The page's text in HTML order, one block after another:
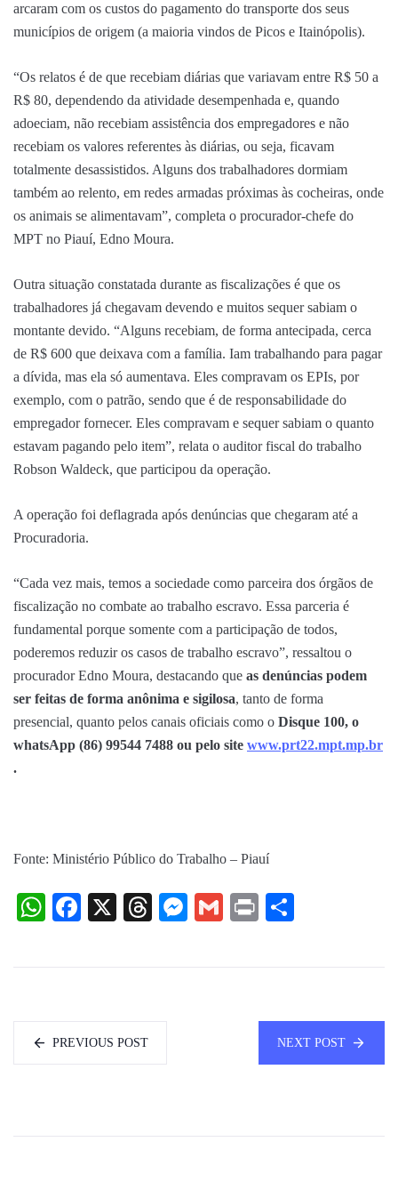
arcaram com os custos do pagamento do transporte dos seus
municípios de origem (a maioria vindos de Picos e Itainópolis).
“Os relatos é de que recebiam diárias que variavam entre R$ 50 a
R$ 80, dependendo da atividade desempenhada e, quando
adoeciam, não recebiam assistência dos empregadores e não
recebiam os valores referentes às diárias, ou seja, ficavam
totalmente desassistidos. Alguns dos trabalhadores dormiam
também ao relento, em redes armadas próximas às cocheiras, onde
os animais se alimentavam”, completa o procurador-chefe do
MPT no Piauí, Edno Moura.
Outra situação constatada durante as fiscalizações é que os
trabalhadores já chegavam devendo e muitos sequer sabiam o
montante devido. “Alguns recebiam, de forma antecipada, cerca
de R$ 600 que deixava com a família. Iam trabalhando para pagar
a dívida, mas ela só aumentava. Eles compravam os EPIs, por
exemplo, com o patrão, sendo que é de responsabilidade do
empregador fornecer. Eles compravam e sequer sabiam o quanto
estavam pagando pelo item”, relata o auditor fiscal do trabalho
Robson Waldeck, que participou da operação.
A operação foi deflagrada após denúncias que chegaram até a
Procuradoria.
“Cada vez mais, temos a sociedade como parceira dos órgãos de
fiscalização no combate ao trabalho escravo. Essa parceria é
fundamental porque somente com a participação de todos,
poderemos reduzir os casos de trabalho escravo”, ressaltou o
procurador Edno Moura, destacando que as denúncias podem
ser feitas de forma anônima e sigilosa, tanto de forma
presencial, quanto pelos canais oficiais como o Disque 100, o
whatsApp (86) 99544 7488 ou pelo site www.prt22.mpt.mp.br
.
Fonte: Ministério Público do Trabalho – Piauí
WhatsApp
Facebook
X Threads
Messenger
Gmail
Print
PREVIOUS POST NEXT POST